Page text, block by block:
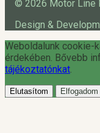
© 2026 Motor Line
Design &
Weboldalunk cookie-
érdekében. Bővebb
tájékoztatónkat
Elutasítom Elfogadom